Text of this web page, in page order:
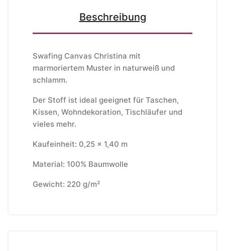
Beschreibung
Swafing Canvas Christina mit
marmoriertem Muster in naturweiß und
schlamm.
Der Stoff ist ideal geeignet für Taschen,
Kissen, Wohndekoration, Tischläufer und
vieles mehr.
Kaufeinheit: 0,25 x 1,40 m
Material: 100% Baumwolle
Gewicht: 220 g/m²